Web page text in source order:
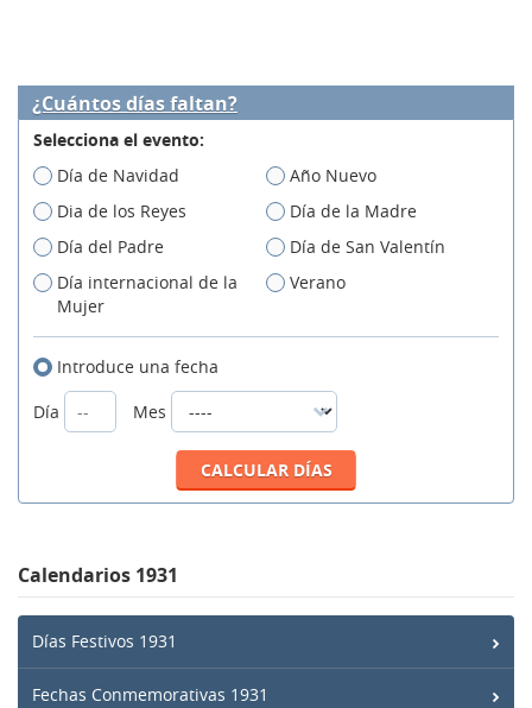
¿Cuántos días faltan?
Selecciona el evento:
Día de Navidad
Año Nuevo
Dia de los Reyes
Día de la Madre
Día del Padre
Día de San Valentín
Día internacional de la
Mujer
Verano
Introduce una fecha
Día
Mes
Calendarios 1931
Días Festivos 1931
Fechas Conmemorativas 1931